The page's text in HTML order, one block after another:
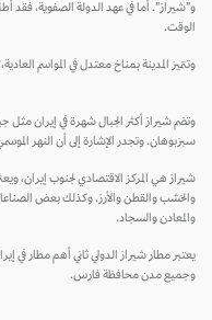
و"شيراز". أما في عهد الدولة الصفوية، فقد
الوقت.
وتتميز المدينة بمناخ معتدل في المواسم
وتضم شيراز أكثر الجبال شهرة في إيران مثل
سبزبوهان. وتجدر الإشارة إلى أن النهر الموسمي
شيراز هي المركز الاقتصادي لجنوب إيران،
والخشب والقطن والأرز. وكذلك بعض الصناعات
والمعادن والسجاد.
يعتبر مطار شيراز الدولي ثاني أهم مطار في
وجميع مدن محافظة فارس.